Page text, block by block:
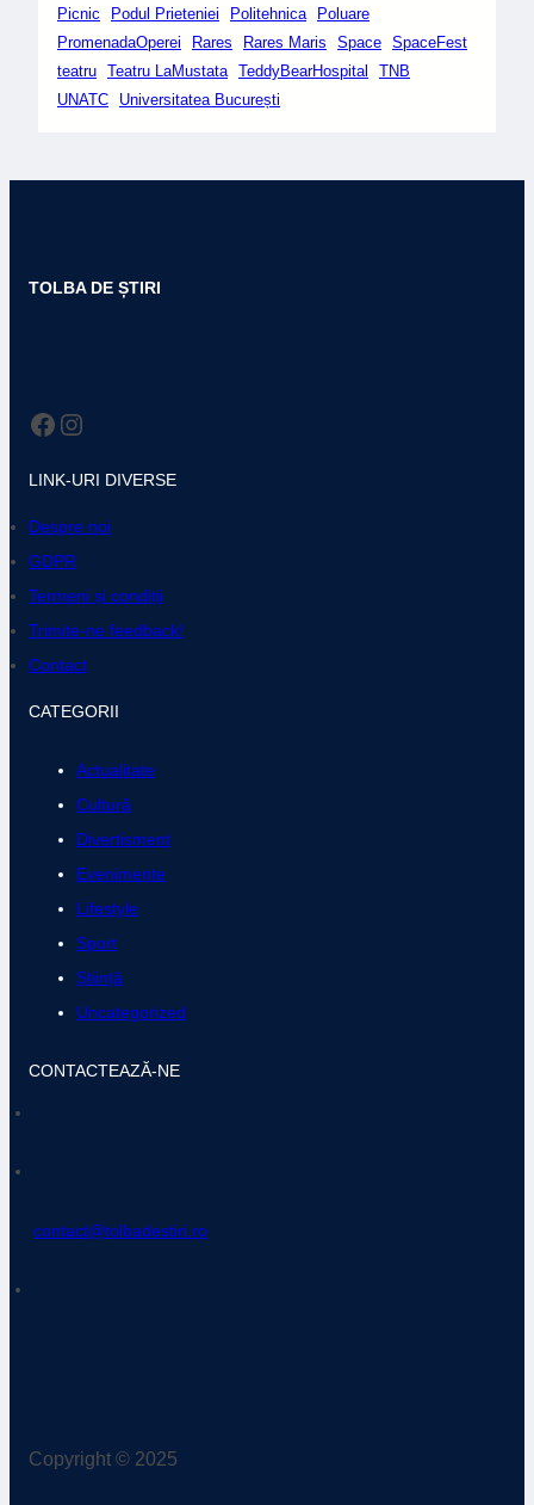
Picnic
Podul Prieteniei Politehnica
Poluare
PromenadaOperei
Rares Rares Maris Space SpaceFest
teatru Teatru LaMustata TeddyBearHospital
TNB
UNATC
Universitatea București
TOLBA DE ȘTIRI
Facebook Instagram
LINK-URI DIVERSE
Despre noi
GDPR
Termeni și condiții
Trimite-ne feedback!
Contact
CATEGORII
Actualitate
Cultură
Divertisment
Evenimente
Lifestyle
Sport
Știință
Uncategorized
CONTACTEAZĂ-NE
contact@tolbadestiri.ro
Copyright © 2025